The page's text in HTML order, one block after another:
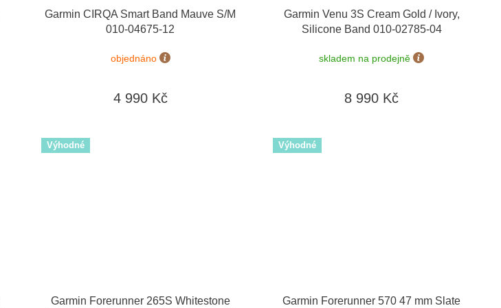
Garmin CIRQA Smart Band Mauve S/M
010-04675-12
objednáno
4 990 Kč
Garmin Venu 3S Cream Gold / Ivory,
Silicone Band 010-02785-04
skladem na prodejně
8 990 Kč
Výhodné
Garmin Forerunner 265S Whitestone
Výhodné
Garmin Forerunner 570 47 mm Slate